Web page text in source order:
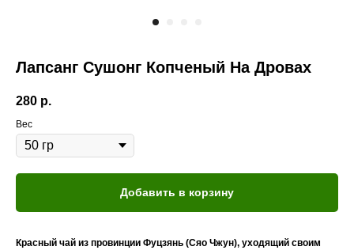
Лапсанг Сушонг Копченый На Дровах
280 р.
Вес
Добавить в корзину
Красный чай из провинции Фуцзянь (Сяо Чжун), уходящий своим